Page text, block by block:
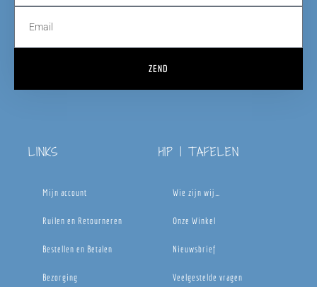
ZEND
LINKS
Mijn account
Ruilen en Retourneren
Bestellen en Betalen
Bezorging
HIP | TAFELEN
Wie zijn wij…
Onze Winkel
Nieuwsbrief
Veelgestelde vragen